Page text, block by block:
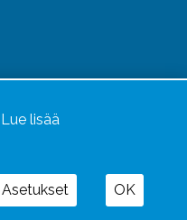
Lue lisää
Asetukset OK